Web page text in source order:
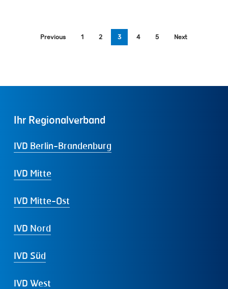
Previous 1 2 3 4 5 Next
Ihr Regionalverband
IVD Berlin-Brandenburg
IVD Mitte
IVD Mitte-Ost
IVD Nord
IVD Süd
IVD West